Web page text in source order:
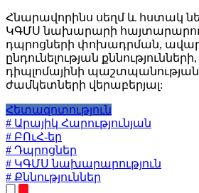
Հնարավորինս սեղմ և հստակ
ԿԳՄՍ նախարարի
դպրոցների փոխադրման,
ընդունելության
դիպլոմայինի
ժամկետների վերաբերյալ:
Հետազոտություն
# Արայիկ Հարությունյան
# ԲՈւՀ-եր
# Դպրոցներ
# ԿԳՄՍ նախարարություն
# Քննություններ